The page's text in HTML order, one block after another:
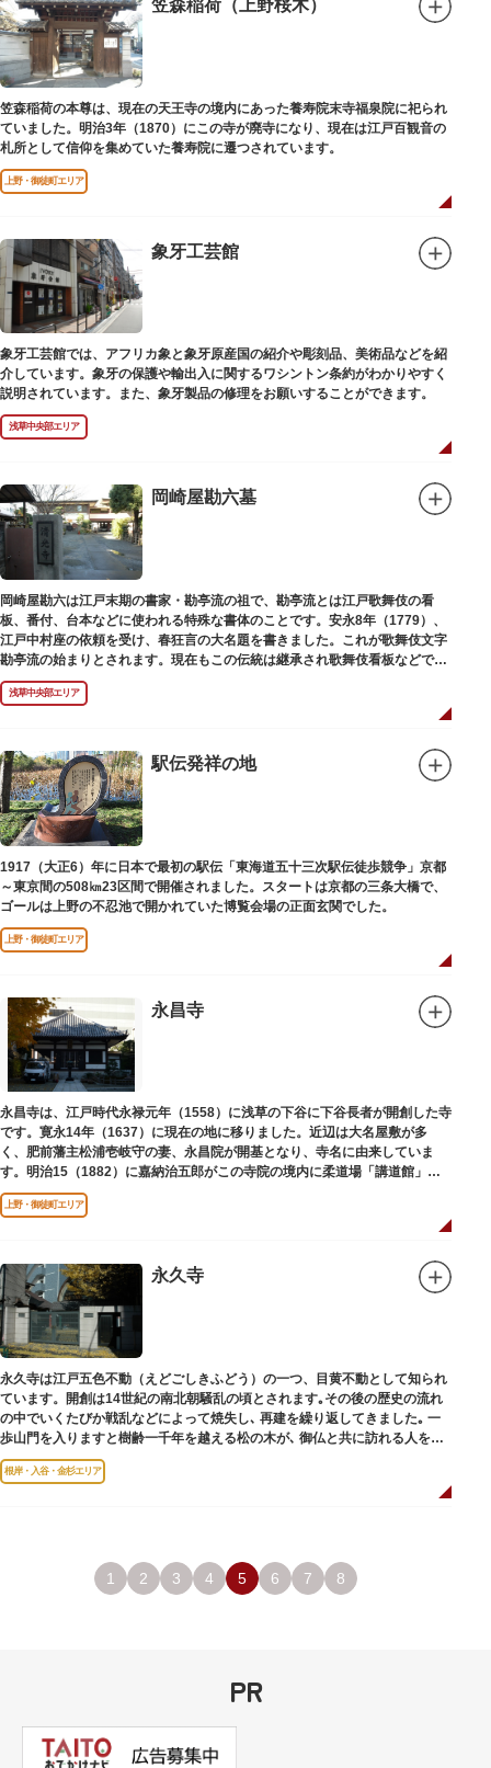
笠森稲荷（上野桜木）
笠森稲荷の本尊は、現在の天王寺の境内にあった養寿院末寺福泉院に祀られ
ていました。明治3年（1870）にこの寺が廃寺になり、現在は江戸百観音の
札所として信仰を集めていた養寿院に遷つされています。
上野・御徒町エリア
象牙工芸館
象牙工芸館では、アフリカ象と象牙原産国の紹介や彫刻品、美術品などを紹
介しています。象牙の保護や輸出入に関するワシントン条約がわかりやすく
説明されています。また、象牙製品の修理をお願いすることができます。
浅草中央部エリア
岡崎屋勘六墓
岡崎屋勘六は江戸末期の書家・勘亭流の祖で、勘亭流とは江戸歌舞伎の看
板、番付、台本などに使われる特殊な書体のことです。安永8年（1779）、
江戸中村座の依頼を受け、春狂言の大名題を書きました。これが歌舞伎文字
勘亭流の始まりとされます。現在もこの伝統は継承され歌舞伎看板などで使
われています。 お墓は清光寺（せいこうじ）境内にあります。
浅草中央部エリア
駅伝発祥の地
1917（大正6）年に日本で最初の駅伝「東海道五十三次駅伝徒歩競争」京都
～東京間の508㎞23区間で開催されました。スタートは京都の三条大橋で、
ゴールは上野の不忍池で開かれていた博覧会場の正面玄関でした。
上野・御徒町エリア
永昌寺
永昌寺は、江戸時代永禄元年（1558）に浅草の下谷に下谷長者が開創した寺
です。寛永14年（1637）に現在の地に移りました。近辺は大名屋敷が多
く、肥前藩主松浦壱岐守の妻、永昌院が開基となり、寺名に由来していま
す。明治15（1882）に嘉納治五郎がこの寺院の境内に柔道場「講道館」を
設立しました。
上野・御徒町エリア
永久寺
永久寺は江戸五色不動（えどごしきふどう）の一つ、目黄不動として知られ
ています。開創は14世紀の南北朝騒乱の頃とされます｡その後の歴史の流れ
の中でいくたびか戦乱などによって焼失し､ 再建を繰り返してきました｡ 一
歩山門を入りますと樹齢一千年を越える松の木が､ 御仏と共に訪れる人を静
かに迎えています｡
根岸・入谷・金杉エリア
1 2 3 4 5 6 7 8
PR